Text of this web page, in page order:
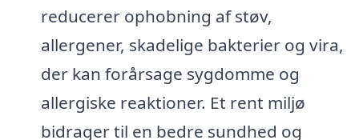
reducerer ophobning af støv,
allergener, skadelige bakterier og vira,
der kan forårsage sygdomme og
allergiske reaktioner. Et rent miljø
bidrager til en bedre sundhed og